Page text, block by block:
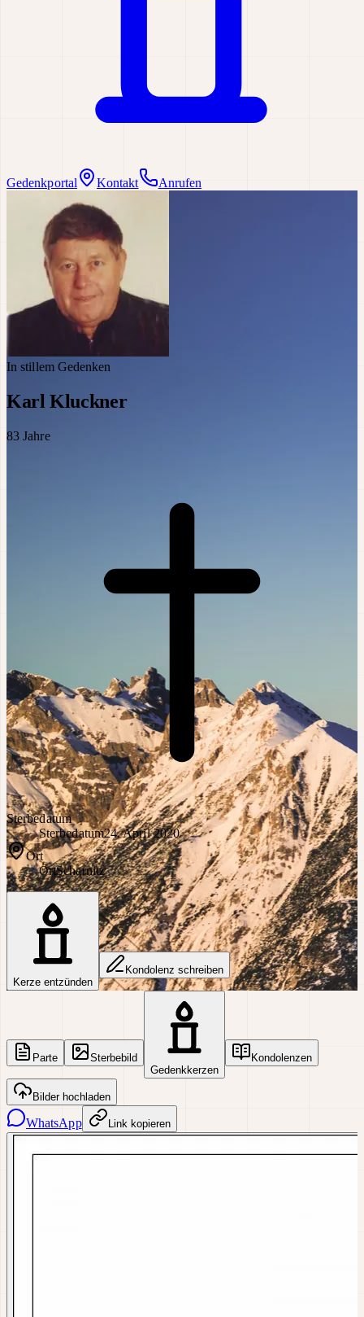
Gedenkportal Kontakt Anrufen
In stillem Gedenken
Karl Kluckner
83 Jahre
Sterbedatum
Sterbedatum24. April 2020
Ort
OrtScharnitz
Kerze entzünden
Kondolenz schreiben
Parte
Sterbebild
Gedenkkerzen
Kondolenzen
Bilder hochladen
WhatsApp Link kopieren